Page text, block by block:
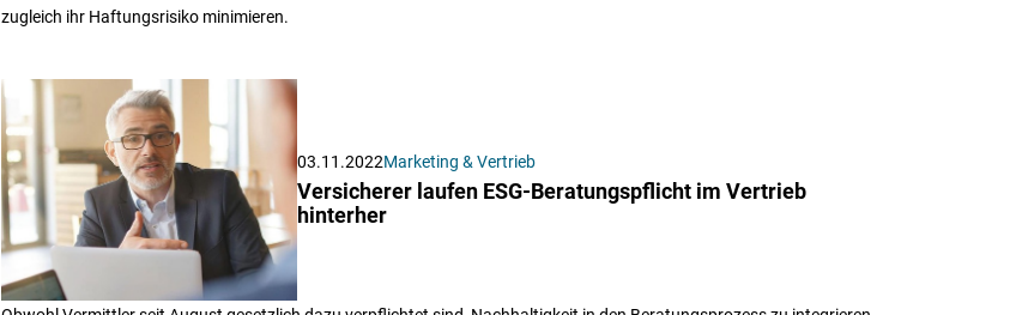
zugleich ihr Haftungsrisiko minimieren.
03.11.2022Marketing & Vertrieb
Versicherer laufen ESG-Beratungspflicht im Vertrieb
hinterher